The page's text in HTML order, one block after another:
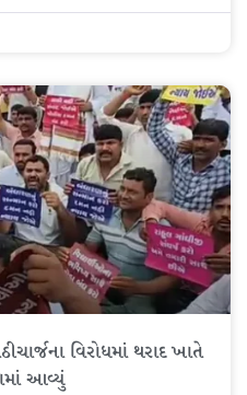
વિરોધમાં થરાદ ખાતે
આવ્યું